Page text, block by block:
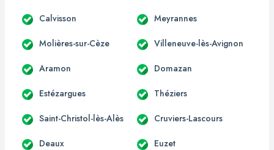
Calvisson Meyrannes
Molières-sur-Cèze Villeneuve-lès-Avignon
Aramon Domazan
Estézargues Théziers
Saint-Christol-lès-Alès Cruviers-Lascours
Deaux Euzet